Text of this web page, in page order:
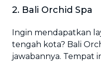
2. Bali Orchid Spa
Ingin mendapatkan
tengah kota? Bali
jawabannya. Tempat